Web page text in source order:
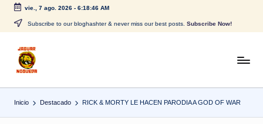
Saltar
contenido
vie., 7 ago. 2026- 6:18:46 AM
Subscribe to our bloghashter & never miss our best posts. Subscribe Now!
J
a
g
CONTENIDO
Inicio Destacado RICK & MORTY LE HACEN PARODIA A GOD OF WAR